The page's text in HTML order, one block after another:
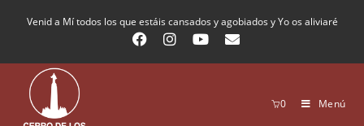
Venid a Mí todos los que estáis cansados y agobiados y Yo os aliviaré
0 Menú